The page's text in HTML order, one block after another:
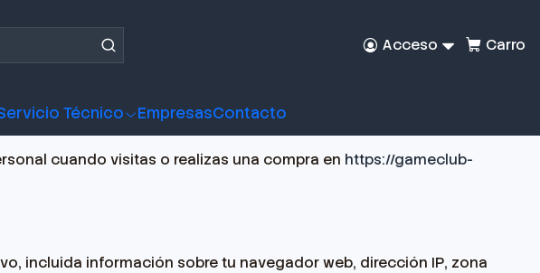
Acceso Carro
Técnico EmpresasContacto
cuando visitas o realizas una compra en https://gameclub-
incluida información sobre tu navegador web, dirección IP, zona